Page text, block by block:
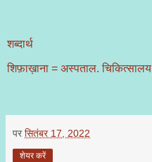
शब्दार्थ
शिफ़ाख़ाना = अस्पताल. चिकित्सालय
पर सितंबर 17, 2022
शेयर करें